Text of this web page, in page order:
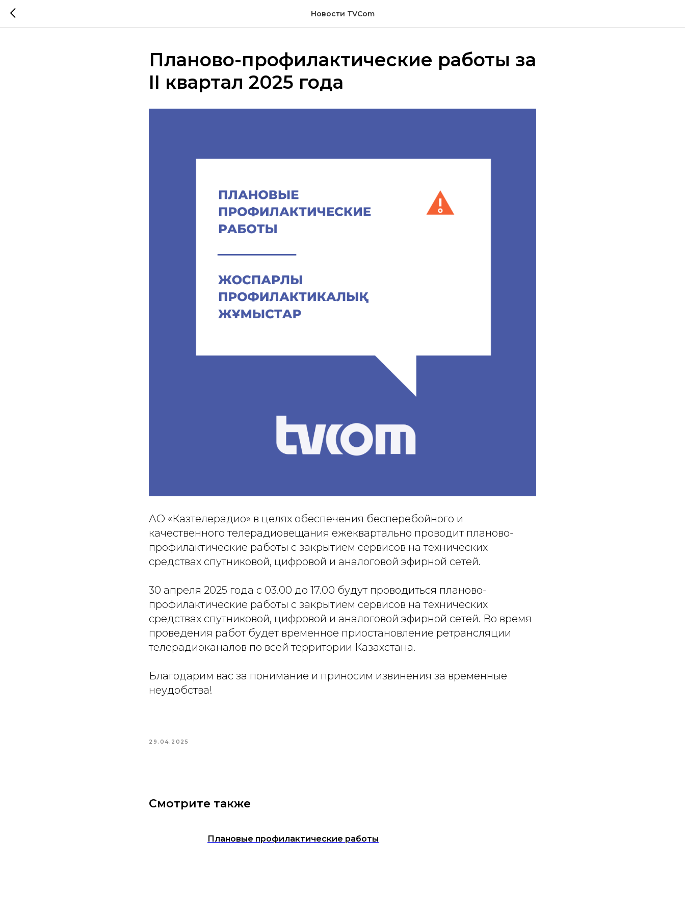
Новости TVCom
Планово-профилактические работы за
II квартал 2025 года
АО «Казтелерадио» в целях обеспечения бесперебойного и
качественного телерадиовещания ежеквартально проводит планово-
профилактические работы с закрытием сервисов на технических
средствах спутниковой, цифровой и аналоговой эфирной сетей.
30 апреля 2025 года с 03.00 до 17.00 будут проводиться планово-
профилактические работы с закрытием сервисов на технических
средствах спутниковой, цифровой и аналоговой эфирной сетей. Во время
проведения работ будет временное приостановление ретрансляции
телерадиоканалов по всей территории Казахстана.
Благодарим вас за понимание и приносим извинения за временные
неудобства!
29.04.2025
Смотрите также
Плановые профилактические работы